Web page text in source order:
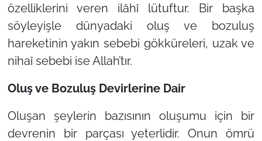
özelliklerini veren ilâhî lütuftur. Bir başka
söyleyişle dünyadaki oluş ve bozuluş
hareketinin yakın sebebi gökküreleri, uzak ve
nihaî sebebi ise Allah’tır.
Oluş ve Bozuluş Devirlerine Dair
Oluşan şeylerin bazısının oluşumu için bir
devrenin bir parçası yeterlidir. Onun ömrü